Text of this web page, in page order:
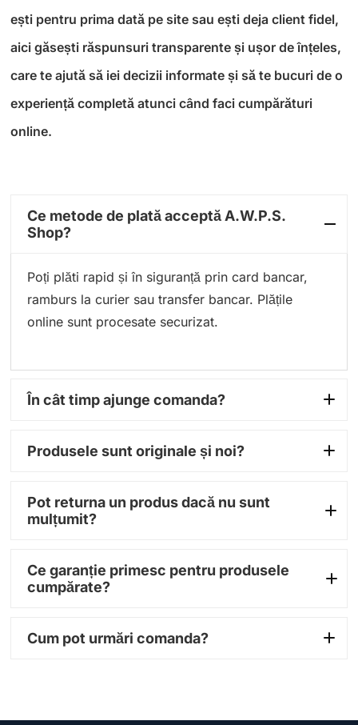
ești pentru prima dată pe site sau ești deja client fidel,
aici găsești răspunsuri transparente și ușor de înțeles,
care te ajută să iei decizii informate și să te bucuri de o
experiență completă atunci când faci cumpărături
online.
Ce metode de plată acceptă A.W.P.S.
Shop?
Poți plăti rapid și în siguranță prin card bancar,
ramburs la curier sau transfer bancar. Plățile
online sunt procesate securizat.
În cât timp ajunge comanda?
Produsele sunt originale și noi?
100% originale
Pot returna un produs dacă nu sunt
mulțumit?
14 zile
Ce garanție primesc pentru produsele
cumpărate?
garanție între 12 și 36
Cum pot urmări comanda?